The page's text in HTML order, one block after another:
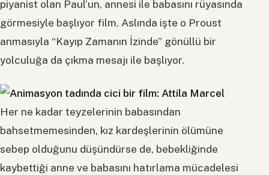
piyanist olan Paul’un, annesi ile babasını rüyasında
görmesiyle başlıyor film. Aslında işte o Proust
anmasıyla “Kayıp Zamanın İzinde” gönüllü bir
yolculuğa da çıkma mesajı ile başlıyor.
Her ne kadar teyzelerinin babasından
bahsetmemesinden, kız kardeşlerinin ölümüne
sebep olduğunu düşündürse de, bebekliğinde
kaybettiği anne ve babasını hatırlama mücadelesi